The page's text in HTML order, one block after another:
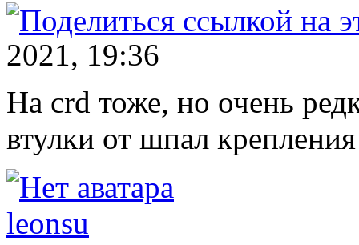
2021, 19:36
На crd тоже, но очень
втулки от шпал
leonsu